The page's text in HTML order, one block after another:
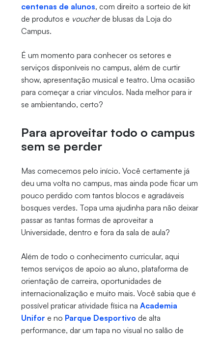
centenas de alunos, com direito a sorteio de kit
de produtos e voucherde blusas da Loja do
Campus.
É um momento para conhecer os setores e
serviços disponíveis no campus, além de curtir
show, apresentação musical e teatro. Uma ocasião
para começar a criar vínculos. Nada melhor para ir
se ambientando, certo?
Para aproveitar todo o campus
sem se perder
Mas comecemos pelo início. Você certamente já
deu uma volta no campus, mas ainda pode ficar um
pouco perdido com tantos blocos e agradáveis
bosques verdes. Topa uma ajudinha para não deixar
passar as tantas formas de aproveitar a
Universidade, dentro e fora da sala de aula?
Além de todo o conhecimento curricular, aqui
temos serviços de apoio ao aluno, plataforma de
orientação de carreira, oportunidades de
internacionalização e muito mais. Você sabia que é
possível praticar atividade física na Academia
Unifor e no Parque Desportivo de alta
performance, dar um tapa no visual no salão de